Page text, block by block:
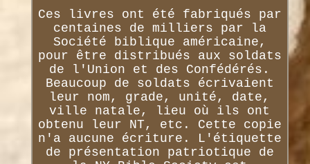
Ces livres ont été fabriqués par
centaines de milliers par la
Société biblique américaine,
pour être distribués aux soldats
de l'Union et des Confédérés.
Beaucoup de soldats écrivaient
leur nom, grade, unité, date,
ville natale, lieu où ils ont
obtenu leur NT, etc. Cette copie
n'a aucune écriture. L'étiquette
de présentation patriotique de